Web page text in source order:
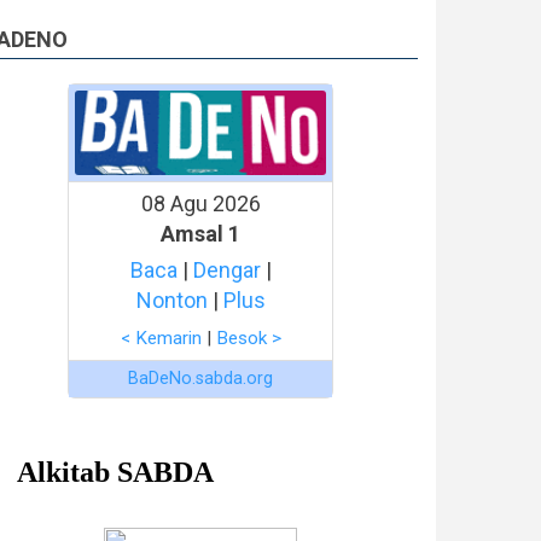
08 Agu 2026
Amsal 1
Baca | Dengar|
Nonton | Plus
< Kemarin | Besok >
BaDeNo.sabda.org